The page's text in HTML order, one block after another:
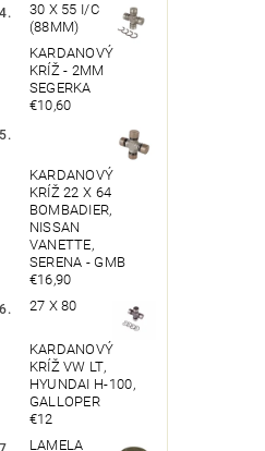
30 X 55 I/C
(88MM)
KARDANOVÝ
KRÍŽ - 2MM
SEGERKA
€10,60
KARDANOVÝ
KRÍŽ 22 X 64
BOMBADIER,
NISSAN
VANETTE,
SERENA - GMB
€16,90
27 X 80
KARDANOVÝ
KRÍŽ VW LT,
HYUNDAI H-100,
GALLOPER
€12
LAMELA